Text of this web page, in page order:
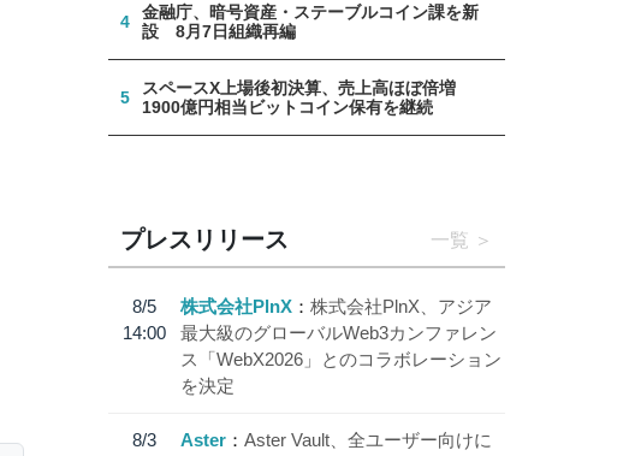
4
金融庁、暗号資産・ステーブルコイン課を新
設 8月7日組織再編
5
スペースX上場後初決算、売上高ほぼ倍増
1900億円相当ビットコイン保有を継続
プレスリリース 一覧
8/5
14:00
株式会社PlnX
株式会社PlnX、アジア
最大級のグローバルWeb3カンファレン
ス「WebX2026」とのコラボレーション
を決定
8/3
Aster
Aster Vault、全ユーザー向けに